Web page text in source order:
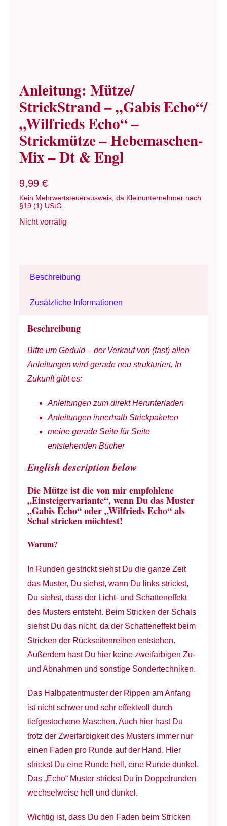
Anleitung: Mütze/
StrickStrand – „Gabis Echo“/
„Wilfrieds Echo“ –
Strickmütze – Hebemaschen-
Mix – Dt & Engl
9,99 €
Kein Mehrwertsteuerausweis, da Kleinunternehmer nach
§19 (1) UStG.
Nicht vorrätig
Beschreibung
Zusätzliche Informationen
Beschreibung
Bitte um Geduld – der Verkauf von (fast) allen
Anleitungen wird gerade neu strukturiert. In
Zukunft gibt es:
Anleitungen zum direkt Herunterladen
Anleitungen innerhalb Strickpaketen
meine gerade Seite für Seite
entstehenden Bücher
English description below
Die Mütze ist die von mir empfohlene
„Einsteigervariante“, wenn Du das Muster
„Gabis Echo“ oder „Wilfrieds Echo“ als
Schal stricken möchtest!
Warum?
In Runden gestrickt siehst Du die ganze Zeit
das Muster, Du siehst, wann Du links strickst,
Du siehst, dass der Licht- und Schatteneffekt
des Musters entsteht. Beim Stricken der Schals
siehst Du das nicht, da der Schatteneffekt beim
Stricken der Rückseitenreihen entstehen.
Außerdem hast Du hier keine zweifarbigen Zu-
und Abnahmen und sonstige Sondertechniken.
Das Halbpatentmuster der Rippen am Anfang
ist nicht schwer und sehr effektvoll durch
tiefgestochene Maschen. Auch hier hast Du
trotz der Zweifarbigkeit des Musters immer nur
einen Faden pro Runde auf der Hand. Hier
strickst Du eine Runde hell, eine Runde dunkel.
Das „Echo“ Muster strickst Du in Doppelrunden
wechselweise hell und dunkel.
Wichtig ist, dass Du den Faden beim Stricken